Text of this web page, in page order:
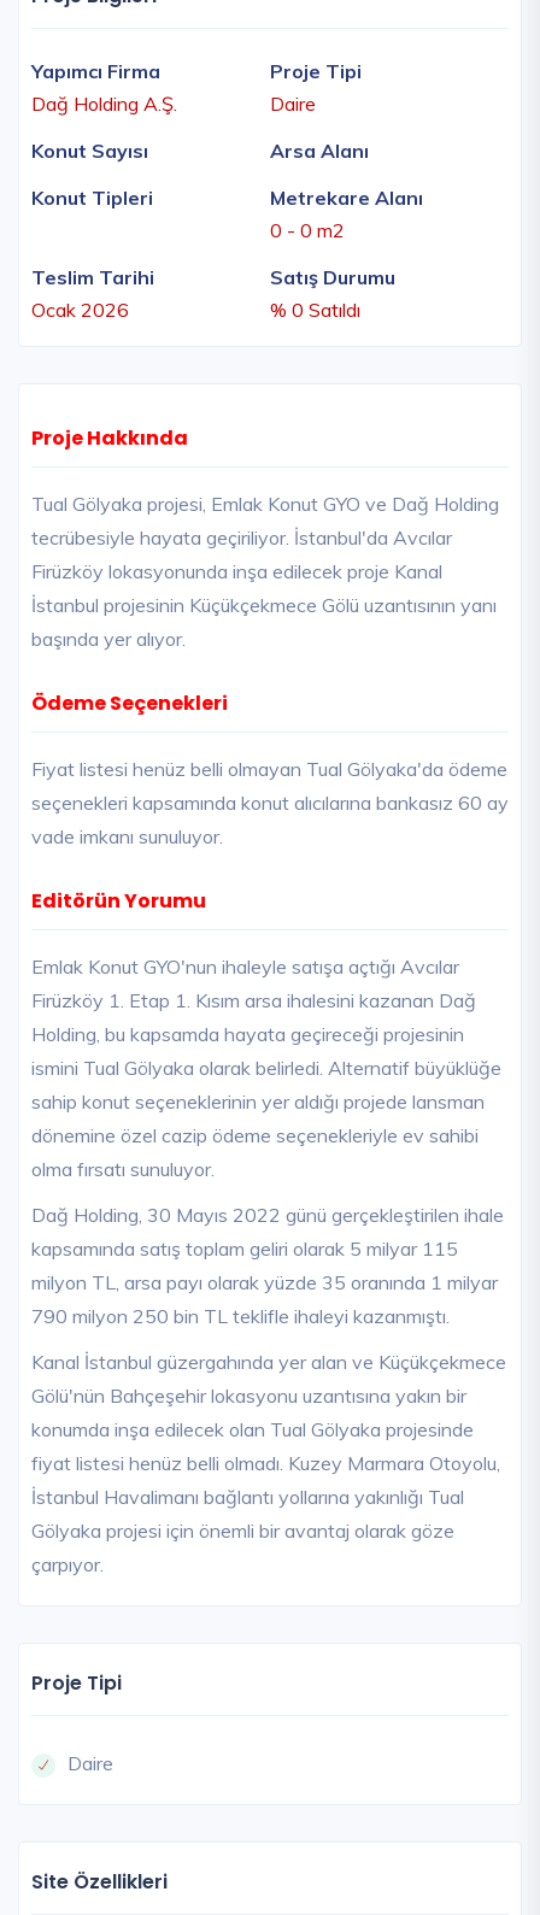
Yapımcı Firma
Dağ Holding A.Ş.
Proje Tipi
Daire
Konut Sayısı
Arsa Alanı
Konut Tipleri
Metrekare Alanı
0 - 0 m2
Teslim Tarihi
Ocak 2026
Satış Durumu
% 0 Satıldı
Proje Hakkında
Tual Gölyaka projesi, Emlak Konut GYO ve Dağ Holding
tecrübesiyle hayata geçiriliyor. İstanbul'da Avcılar
Firüzköy lokasyonunda inşa edilecek proje Kanal
İstanbul projesinin Küçükçekmece Gölü uzantısının yanı
başında yer alıyor.
Ödeme Seçenekleri
Fiyat listesi henüz belli olmayan Tual Gölyaka'da ödeme
seçenekleri kapsamında konut alıcılarına bankasız 60 ay
vade imkanı sunuluyor.
Editörün Yorumu
Emlak Konut GYO'nun ihaleyle satışa açtığı Avcılar
Firüzköy 1. Etap 1. Kısım arsa ihalesini kazanan Dağ
Holding, bu kapsamda hayata geçireceği projesinin
ismini Tual Gölyaka olarak belirledi. Alternatif büyüklüğe
sahip konut seçeneklerinin yer aldığı projede lansman
dönemine özel cazip ödeme seçenekleriyle ev sahibi
olma fırsatı sunuluyor.
Dağ Holding, 30 Mayıs 2022 günü gerçekleştirilen ihale
kapsamında satış toplam geliri olarak 5 milyar 115
milyon TL, arsa payı olarak yüzde 35 oranında 1 milyar
790 milyon 250 bin TL teklifle ihaleyi kazanmıştı.
Kanal İstanbul güzergahında yer alan ve Küçükçekmece
Gölü'nün Bahçeşehir lokasyonu uzantısına yakın bir
konumda inşa edilecek olan Tual Gölyaka projesinde
fiyat listesi henüz belli olmadı. Kuzey Marmara Otoyolu,
İstanbul Havalimanı bağlantı yollarına yakınlığı Tual
Gölyaka projesi için önemli bir avantaj olarak göze
çarpıyor.
Proje Tipi
Daire
Site Özellikleri